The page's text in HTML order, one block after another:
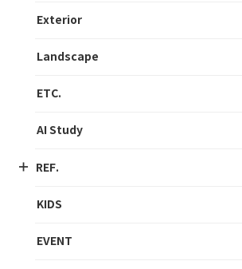
Exterior
Landscape
ETC.
AI Study
REF.
KIDS
EVENT